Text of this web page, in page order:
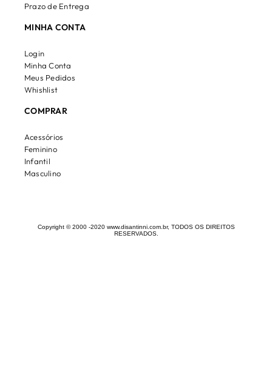
Prazo de Entrega
MINHA CONTA
Login
Minha Conta
Meus Pedidos
Whishlist
COMPRAR
Acessórios
Feminino
Infantil
Masculino
Copyright © 2000 -2020 www.disantinni.com.br, TODOS OS DIREITOS
RESERVADOS.